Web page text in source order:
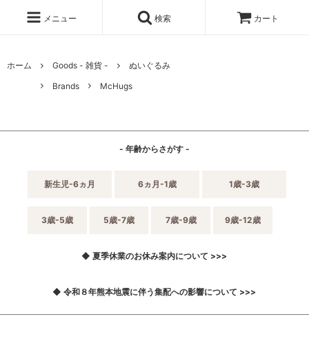
メニュー 検索 カート
ホーム Goods - 雑貨 -
ぬいぐるみ
Brands
McHugs
- 年齢からさがす -
新生児-6ヵ月 6ヵ月-1歳 1歳-3歳
3歳-5歳 5歳-7歳 7歳-9歳 9歳-12歳
◆ 夏季休業のお休み案内について >>>
◆ 令和８年熊本地震に伴う集配への影響について >>>